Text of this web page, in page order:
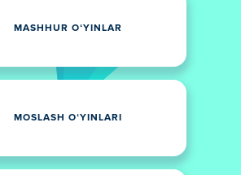
MASHHUR OʻYINLAR
MOSLASH OʻYINLARI